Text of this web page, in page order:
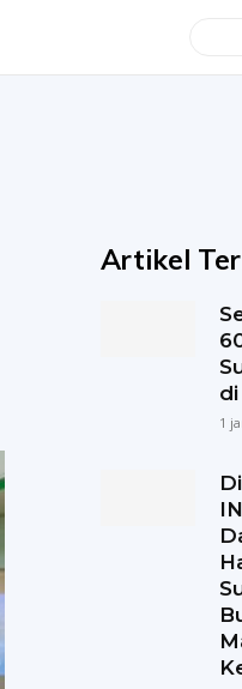
Artikel
1